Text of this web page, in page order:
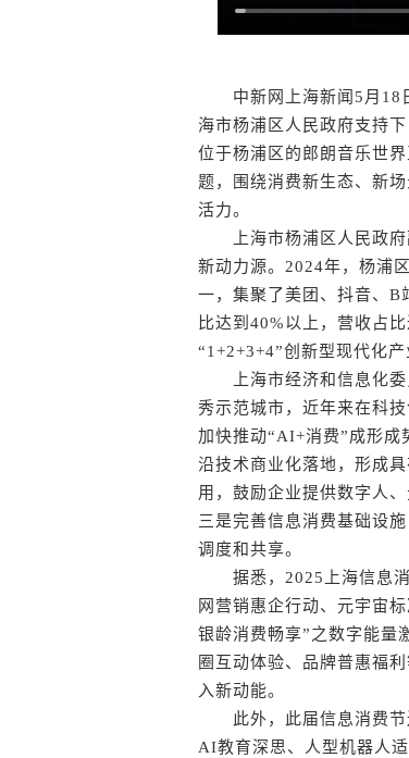
中新网上海新闻5月18日
海市杨浦区人民政府支持
位于杨浦区的郎朗音乐世
题，围绕消费新生态、新
活力。
上海市杨浦区人民政府
新动力源。2024年，杨浦
一，集聚了美团、抖音、B
比达到40%以上，营收占
“1+2+3+4”创新型现代化
上海市经济和信息化委
秀示范城市，近年来在科
加快推动“AI+消费”成形成
沿技术商业化落地，形成
用，鼓励企业提供数字人
三是完善信息消费基础设
调度和共享。
据悉，2025上海信息消
网营销惠企行动、元宇宙
银龄消费畅享”之数字能量
圈互动体验、品牌普惠福
入新动能。
此外，此届信息消费节
AI教育深思、人型机器人